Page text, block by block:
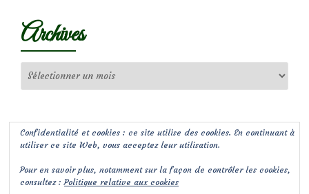
Archives
Confidentialité et cookies : ce site utilise des cookies. En continuant à
utiliser ce site Web, vous acceptez leur utilisation.
Pour en savoir plus, notamment sur la façon de contrôler les cookies,
consultez :Politique relative aux cookies